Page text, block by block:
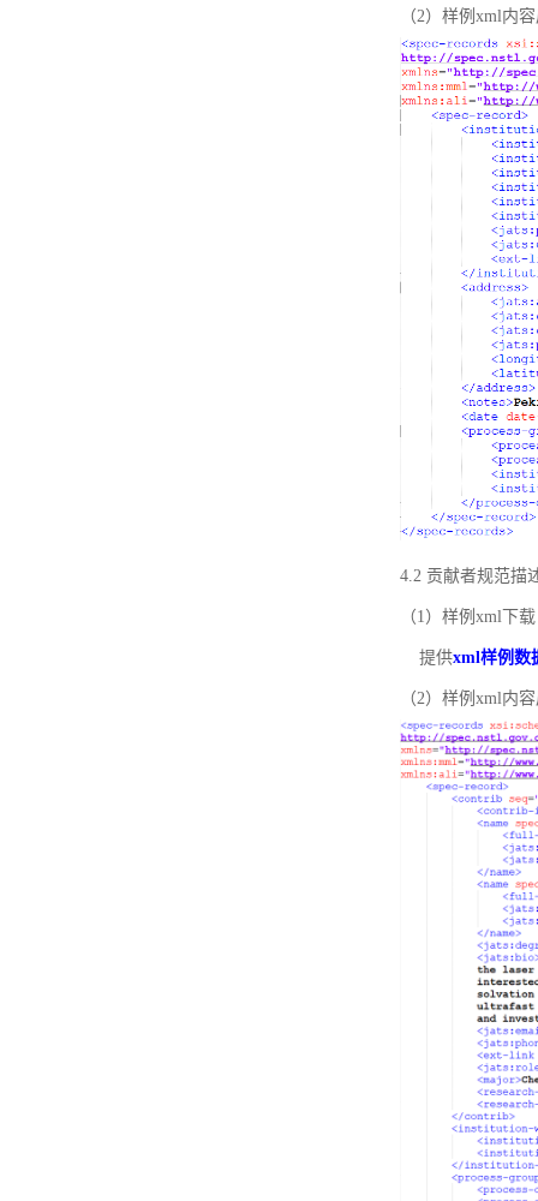
（2）样例xml内
4.2 贡献者规范描
（1）样例xml下载
提供xml样例数
（2）样例xml内